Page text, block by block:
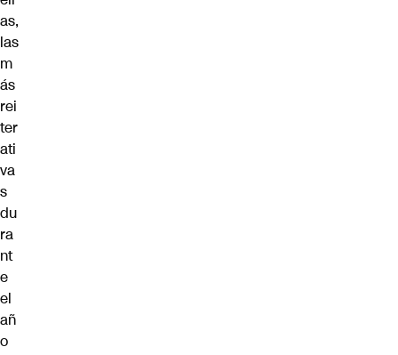
as,
las
m
ás
rei
ter
ati
va
s
du
ra
nt
e
el
añ
o